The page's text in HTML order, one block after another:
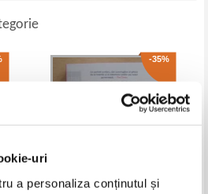
uri
a personaliza conținutul și
-35%